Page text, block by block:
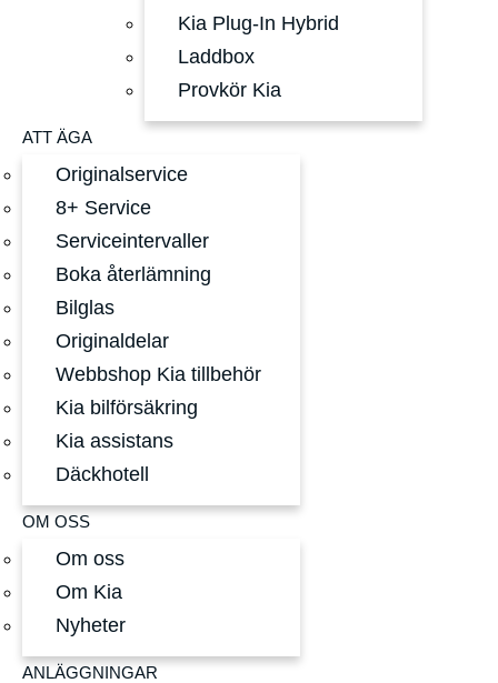
Kia Plug-In Hybrid
Laddbox
Provkör Kia
ATT ÄGA
Originalservice
8+ Service
Serviceintervaller
Boka återlämning
Bilglas
Originaldelar
Webbshop Kia tillbehör
Kia bilförsäkring
Kia assistans
Däckhotell
OM OSS
Om oss
Om Kia
Nyheter
ANLÄGGNINGAR